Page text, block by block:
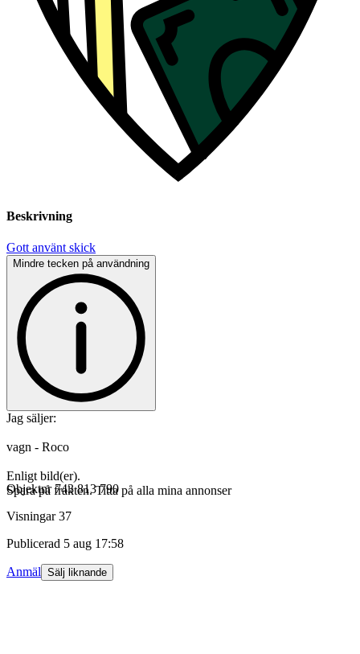
Beskrivning
Gott använt skick
Mindre tecken på användning
Jag säljer:
vagn - Roco
Enligt bild(er).
Spara på frakten. Titta på alla mina annonser
Objektnr 743 813 790
Visningar 37
Publicerad 5 aug 17:58
Anmäl Sälj liknande